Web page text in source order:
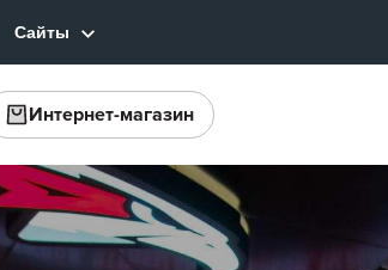
Конференция «Восток»
Дивизион Харламова
Автомобилист
Ак Барс
Сайты
Сайты
Видеотрансляции
Хайлайты
Интернет-магазин